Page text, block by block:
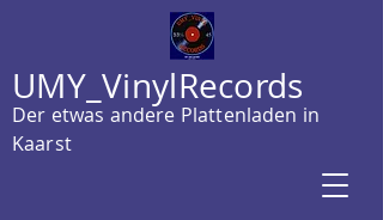
UMY_VinylRecords
Der etwas andere Plattenladen in
Kaarst